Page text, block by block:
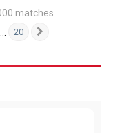
matches
20